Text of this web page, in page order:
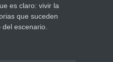
es claro: vivir la
que suceden
escenario.